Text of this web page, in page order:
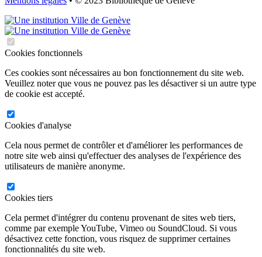
Cookies fonctionnels
Ces cookies sont nécessaires au bon fonctionnement du site web.
Veuillez noter que vous ne pouvez pas les désactiver si un autre type
de cookie est accepté.
Cookies d'analyse
Cela nous permet de contrôler et d'améliorer les performances de
notre site web ainsi qu'effectuer des analyses de l'expérience des
utilisateurs de manière anonyme.
Cookies tiers
Cela permet d'intégrer du contenu provenant de sites web tiers,
comme par exemple YouTube, Vimeo ou SoundCloud. Si vous
désactivez cette fonction, vous risquez de supprimer certaines
fonctionnalités du site web.